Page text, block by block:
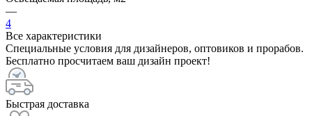
—
4
Все характеристики
Специальные условия для дизайнеров, оптовиков и прорабов.
Бесплатно просчитаем ваш дизайн проект!
Быстрая доставка